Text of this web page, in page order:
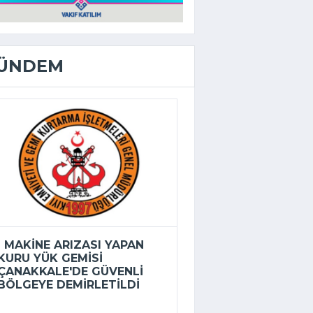
ARIZASI YAPAN
YÜK GEMISI
GÜVENLI
DEMIRLETILDI